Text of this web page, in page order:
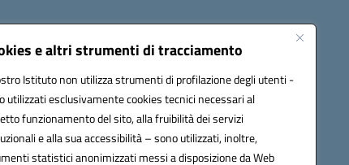
e altri strumenti di tracciamento
Istituto non utilizza strumenti di profilazione degli utenti -
utilizzati esclusivamente cookies tecnici necessari al
funzionamento del sito, alla fruibilità dei servizi
e alla sua accessibilità – sono utilizzati, inoltre,
statistici anonimizzati messi a disposizione da Web